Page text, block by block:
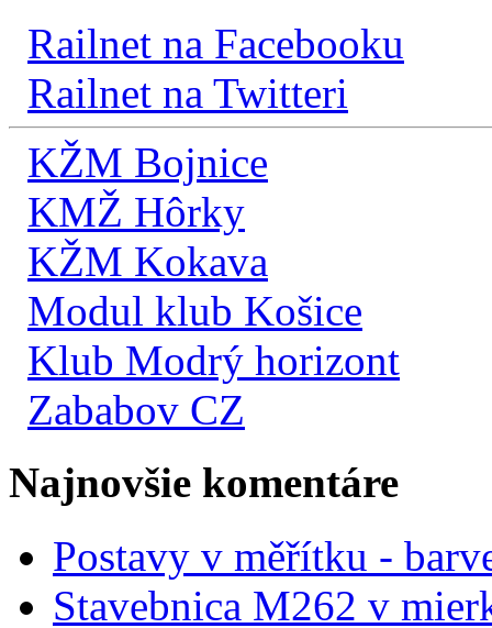
Railnet na Facebooku
Railnet na Twitteri
KŽM Bojnice
KMŽ Hôrky
KŽM Kokava
Modul klub Košice
Klub Modrý horizont
Zababov CZ
Najnovšie komentáre
Postavy v měřítku -
Stavebnica M262 v